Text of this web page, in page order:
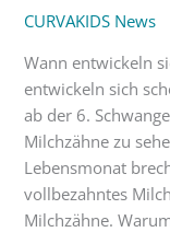
CURVAKIDS News
Wann entwickeln
entwickeln sich
ab der 6.
Milchzähne zu
Lebensmonat
vollbezahntes
Milchzähne.